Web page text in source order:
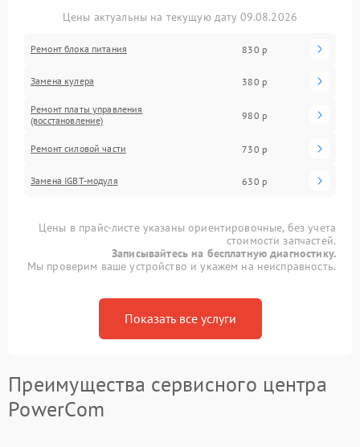
Цены актуальны на текущую дату 09.08.2026
Ремонт блока питания 830 р
Замена кулера 380 р
Ремонт платы управления
(восстановление)
980 р
Ремонт силовой части 730 р
Замена IGBT-модуля 630 р
Цены в прайс-листе указаны ориентировочные, без учета
стоимости запчастей.
Записывайтесь на бесплатную диагностику.
Мы проверим ваше устройство и укажем на неисправность.
Показать все услуги
Преимущества сервисного центра
PowerCom